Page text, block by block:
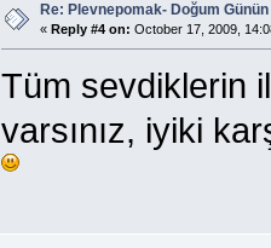
Re: Plevnepomak- Doğum
« Reply #4 on: October 17, 2009,
Tüm sevdiklerin
varsınız, iyiki